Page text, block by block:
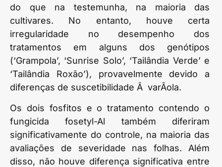
do que na testemunha, na maioria das
cultivares. No entanto, houve certa
irregularidade no desempenho dos
tratamentos em alguns dos genótipos
(‘Grampola’, ‘Sunrise Solo’, ‘Tailândia Verde’ e
‘Tailândia Roxão’), provavelmente devido a
diferenças de suscetibilidade Ã varÃ­ola.
Os dois fosfitos e o tratamento contendo o
fungicida fosetyl-Al também diferiram
significativamente do controle, na maioria das
avaliações de severidade nas folhas. Além
disso, não houve diferença significativa entre